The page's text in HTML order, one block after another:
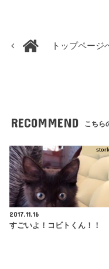
トップページ
RECOMMEND こちら
stork
2017.11.16
すごいよ！コビトくん！！